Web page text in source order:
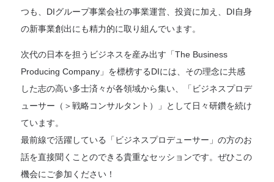
つも、DIグループ事業会社の事業運営、投資に加え、DI自身
の新事業創出にも精力的に取り組んでいます。
次代の日本を担うビジネスを産み出す「The Business
Producing Company」を標榜するDIには、その理念に共感
した志の高い多士済々が各領域から集い、「ビジネスプロデ
ューサー（＞戦略コンサルタント）」として日々研鑽を続け
ています。
最前線で活躍している「ビジネスプロデューサー」の方のお
話を直接聞くことのできる貴重なセッションです。ぜひこの
機会にご参加ください！